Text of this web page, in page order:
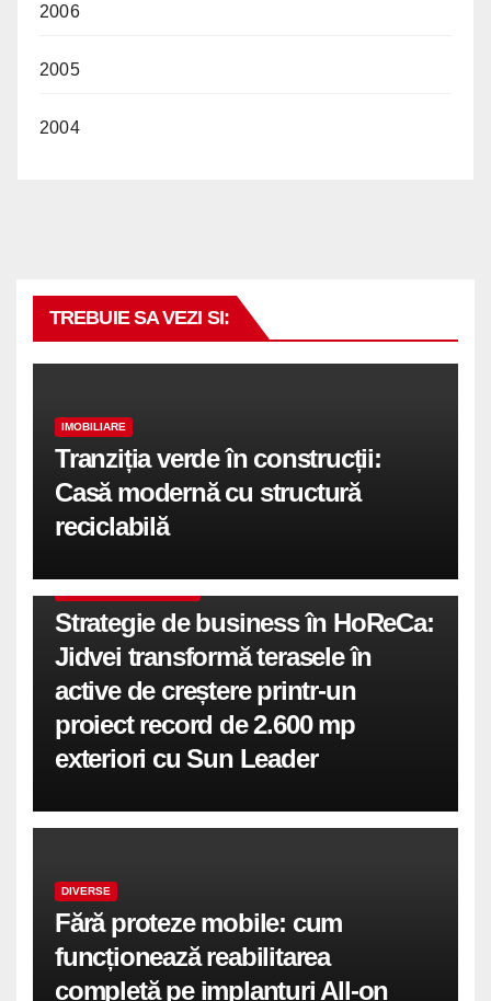
2006
2005
2004
TREBUIE SA VEZI SI:
IMOBILIARE
Tranziția verde în construcții:
Casă modernă cu structură
reciclabilă
Strategie de business în HoReCa:
Jidvei transformă terasele în
active de creștere printr-un
proiect record de 2.600 mp
exteriori cu Sun Leader
DIVERSE
Fără proteze mobile: cum
funcționează reabilitarea
completă pe implanturi All-on